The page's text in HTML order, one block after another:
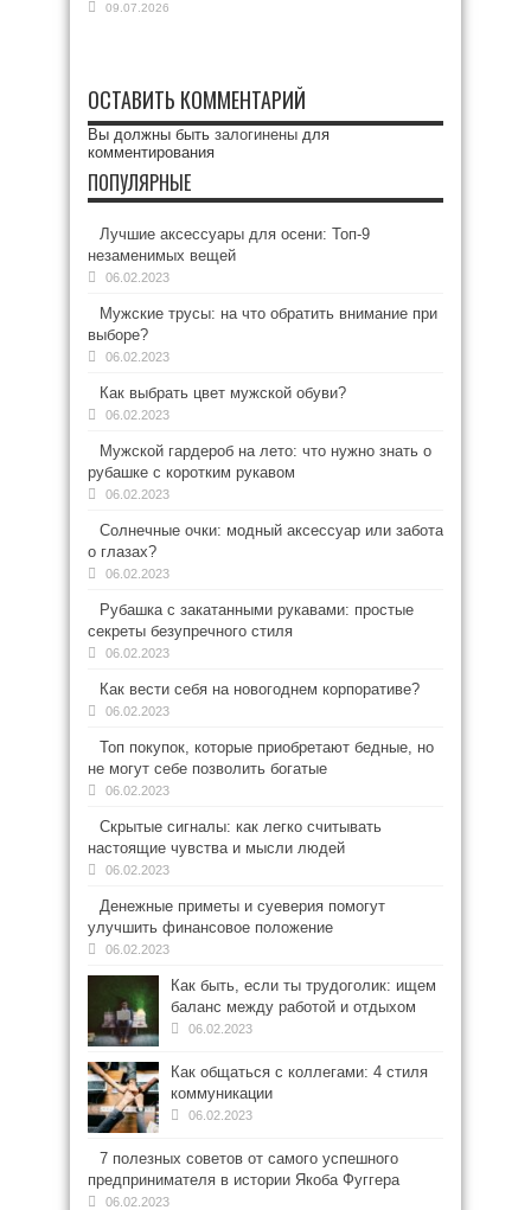
09.07.2026
ОСТАВИТЬ КОММЕНТАРИЙ
Вы должны быть залогинены для
комментирования
ПОПУЛЯРНЫЕ
Лучшие аксессуары для осени: Топ-9
незаменимых вещей
06.02.2023
Мужские трусы: на что обратить внимание при
выборе?
06.02.2023
Как выбрать цвет мужской обуви?
06.02.2023
Мужской гардероб на лето: что нужно знать о
рубашке с коротким рукавом
06.02.2023
Солнечные очки: модный аксессуар или забота
о глазах?
06.02.2023
Рубашка с закатанными рукавами: простые
секреты безупречного стиля
06.02.2023
Как вести себя на новогоднем корпоративе?
06.02.2023
Топ покупок, которые приобретают бедные, но
не могут себе позволить богатые
06.02.2023
Скрытые сигналы: как легко считывать
настоящие чувства и мысли людей
06.02.2023
Денежные приметы и суеверия помогут
улучшить финансовое положение
06.02.2023
Как быть, если ты трудоголик: ищем
баланс между работой и отдыхом
06.02.2023
Как общаться с коллегами: 4 стиля
коммуникации
06.02.2023
7 полезных советов от самого успешного
предпринимателя в истории Якоба Фуггера
06.02.2023